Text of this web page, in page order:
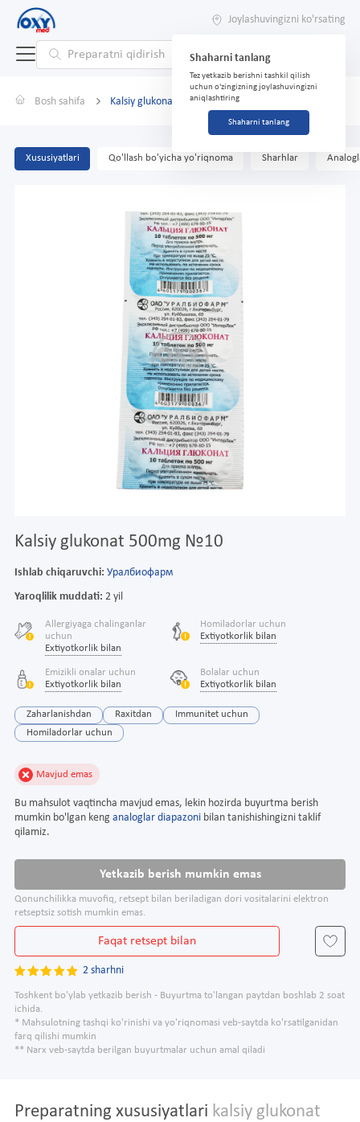
Joylashuvingizni ko'rsating
Shaharni tanlang
Tez yetkazib berishni tashkil qilish
uchun o'zingizning joylashuvingizni
aniqlashtiring
Shaharni tanlang
Bosh sahifa Kalsiy glukonat 500mg №10
Xususiyatlari Qo'llash bo'yicha yo'riqnoma Sharhlar
Kalsiy glukonat 500mg №10
Ishlab chiqaruvchi: Уралбиофарм
Yaroqlilik muddati: 2 yil
Allergiyaga chalinganlar
uchun
Extiyotkorlik bilan
Homiladorlar uchun
Extiyotkorlik bilan
Emizikli onalar uchun
Extiyotkorlik bilan
Bolalar uchun
Extiyotkorlik bilan
Zaharlanishdan Raxitdan
Immunitet uchun
Homiladorlar uchun
Mavjud emas
Bu mahsulot vaqtincha mavjud emas, lekin hozirda buyurtma berish
mumkin bo'lgan keng analoglar diapazoni bilan tanishishingizni taklif
qilamiz.
Yetkazib berish mumkin emas
Qonunchilikka muvofiq, retsept bilan beriladigan dori vositalarini elektron
retseptsiz sotish mumkin emas.
Faqat retsept bilan
2 sharhni
Toshkent bo'ylab yetkazib berish - Buyurtma to'langan paytdan boshlab 2 soat
ichida.
* Mahsulotning tashqi ko'rinishi va yo'riqnomasi veb-saytda ko'rsatilganidan
farq qilishi mumkin
** Narx veb-saytda berilgan buyurtmalar uchun amal qiladi
Preparatning xususiyatlari kalsiy glukonat